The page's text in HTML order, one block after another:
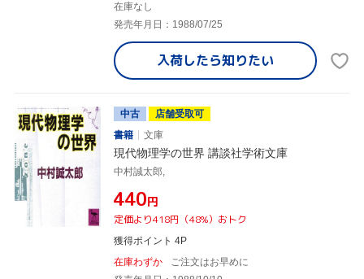
在庫なし
発売年月日：1988/07/25
入荷したら知りたい
中古
店舗受取可
書籍
文庫
現代物理学の世界 講談社学術文庫
中村誠太郎,
¥440円
定価より418円（48%）おトク
獲得ポイント 4P
在庫わずか
ご注文はお早めに